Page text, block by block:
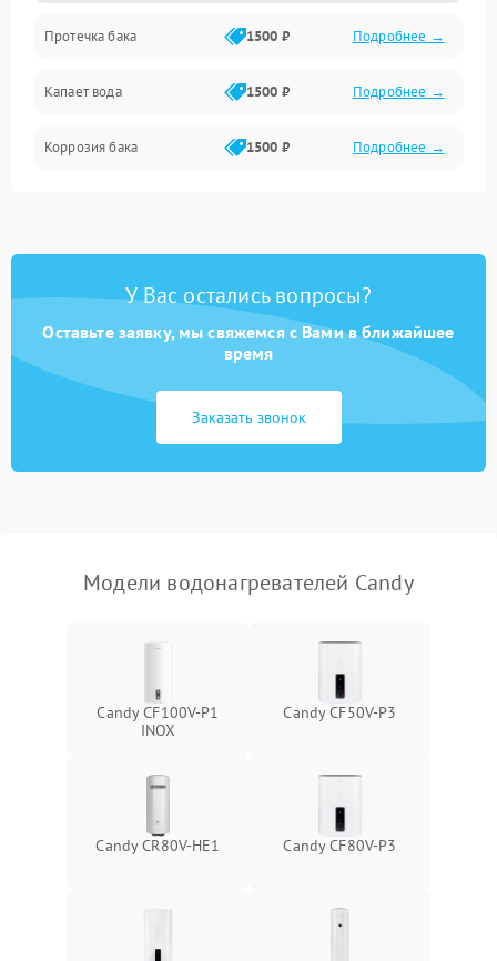
Механика
Протечка бака 1500 ₽ Подробнее →
Капает вода 1500 ₽ Подробнее →
Коррозия бака 1500 ₽ Подробнее →
У Вас остались вопросы?
Оставьте заявку, мы свяжемся с Вами в ближайшее
время
Заказать звонок
Модели водонагревателей Candy
Candy CF100V-P1
INOX
Candy CF50V-P3
Candy CR80V-HE1 Candy CF80V-P3